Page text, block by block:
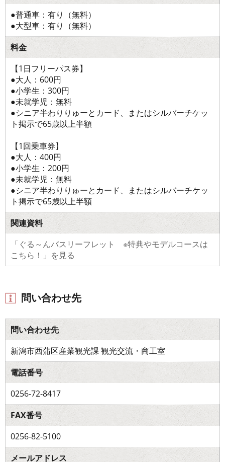
●普通車：有り（無料）
●大型車：有り（無料）
料金
【1日フリーパス券】
●大人：600円
●小学生：300円
●未就学児：無料
●シニア半わりりゅーとカード、またはシルバーチケッ
ト掲示で65歳以上半額
【1回乗車券】
●大人：400円
●小学生：200円
●未就学児：無料
●シニア半わりりゅーとカード、またはシルバーチケッ
ト掲示で65歳以上半額
関連資料
「ぐる～んバスリーフレット ※特典やモデルコースは
こちら！」を見る
問い合わせ先
問い合わせ先
新潟市西蒲区産業観光課 観光交流・商工室
電話番号
0256-72-8417
FAX番号
0256-82-5100
メールアドレス